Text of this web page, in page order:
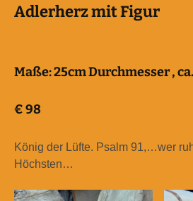
Adlerherz mit Figur
Maße:25cm Durchmesser ,
€98
König der Lüfte. Psalm 91,…wer
Höchsten…